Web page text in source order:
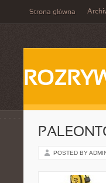
Strona główna
POSTED BY